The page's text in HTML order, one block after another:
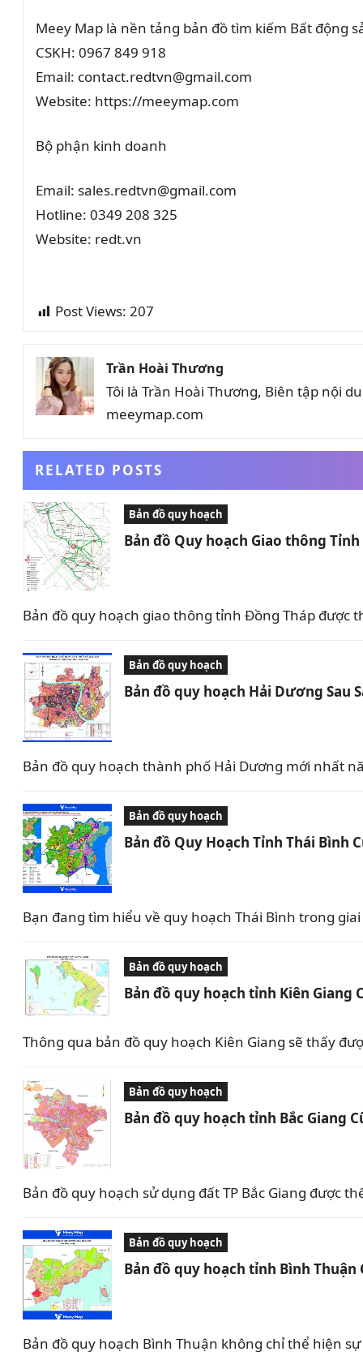
Meey Map là nền tảng bản đồ tìm kiếm Bất động
CSKH: 0967 849 918
Email: contact.redtvn@gmail.com
Website: https://meeymap.com
Bộ phận kinh doanh
Email: sales.redtvn@gmail.com
Hotline: 0349 208 325
Website: redt.vn
Post Views: 207
Trần Hoài Thương
Tôi là Trần Hoài Thương, Biên tập nội
meeymap.com
RELATED POSTS
Bản đồ quy hoạch
Bản đồ Quy hoạch Giao thông
Bản đồ quy hoạch giao thông tỉnh Đồng Tháp
Bản đồ quy hoạch
Bản đồ quy hoạch Hải Dương Sau
Bản đồ quy hoạch thành phố Hải Dương mới nhất
Bản đồ quy hoạch
Bản đồ Quy Hoạch Tỉnh Thái Bình
Bạn đang tìm hiểu về quy hoạch Thái Bình trong
Bản đồ quy hoạch
Bản đồ quy hoạch tỉnh Kiên Giang
Thông qua bản đồ quy hoạch Kiên Giang sẽ thấy
Bản đồ quy hoạch
Bản đồ quy hoạch tỉnh Bắc Giang
Bản đồ quy hoạch sử dụng đất TP Bắc Giang được
Bản đồ quy hoạch
Bản đồ quy hoạch tỉnh Bình Thuận
Bản đồ quy hoạch Bình Thuận không chỉ thể hiện